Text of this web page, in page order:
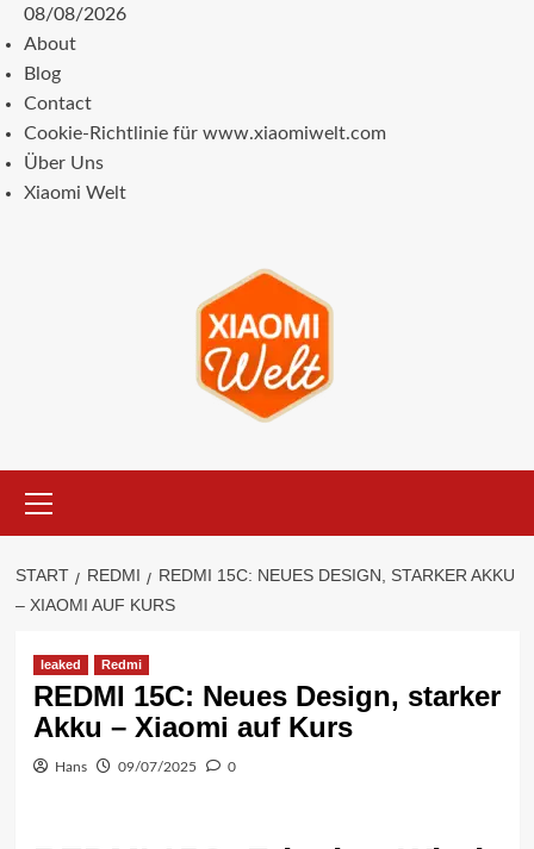
Zum
Inhalt
springen
08/08/2026
About
Blog
Contact
Cookie-Richtlinie für www.xiaomiwelt.com
Über Uns
Xiaomi Welt
Menü
START REDMI
REDMI 15C: NEUES DESIGN, STARKER AKKU
– XIAOMI AUF KURS
leaked Redmi
REDMI 15C: Neues Design, starker
Akku – Xiaomi auf Kurs
Hans 09/07/2025 0